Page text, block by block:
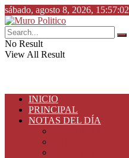
sábado, agosto 8, 2026, 15:57:02
No Result
View All Result
INICIO
PRINCIPAL
NOTAS DEL DÍA